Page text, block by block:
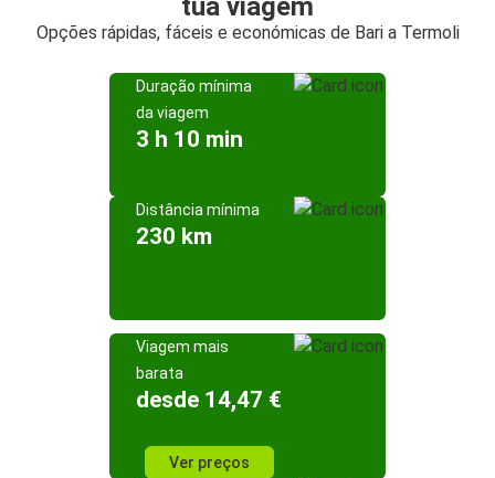
tua viagem
Opções rápidas, fáceis e económicas de Bari a Termoli
Duração mínima
da viagem
3 h 10 min
Distância mínima
230 km
Viagem mais
barata
desde 14,47 €
Ver preços